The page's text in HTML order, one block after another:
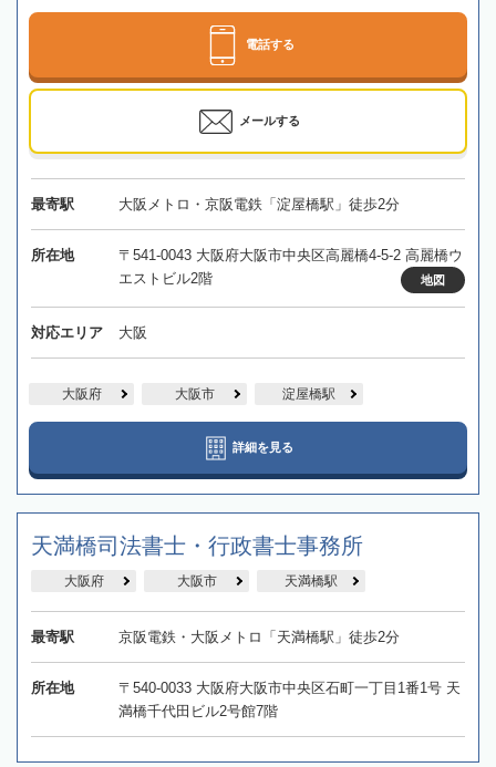
電話する
メールする
最寄駅 大阪メトロ・京阪電鉄「淀屋橋駅」徒歩2分
所在地
〒541-0043 大阪府大阪市中央区高麗橋4-5-2 高麗橋ウ
エストビル2階
地図
対応エリア 大阪
大阪府 大阪市 淀屋橋駅
詳細を見る
天満橋司法書士・行政書士事務所
大阪府 大阪市 天満橋駅
最寄駅 京阪電鉄・大阪メトロ「天満橋駅」徒歩2分
所在地
〒540-0033 大阪府大阪市中央区石町一丁目1番1号 天
満橋千代田ビル2号館7階